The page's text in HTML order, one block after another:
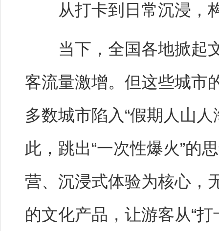
从打卡到日常沉浸，
当下，全国各地掀起文
客流量激增。但这些城市
多数城市陷入“假期人山
此，跳出“一次性爆火”的
营、沉浸式体验为核心，
的文化产品，让游客从“打